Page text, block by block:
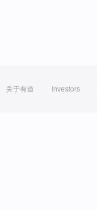
关于有道 Investors